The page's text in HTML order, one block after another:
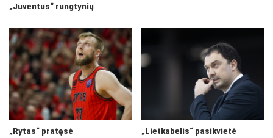
„Juventus“ rungtynių
„Rytas“ pratęsė
„Lietkabelis“ pasikvietė